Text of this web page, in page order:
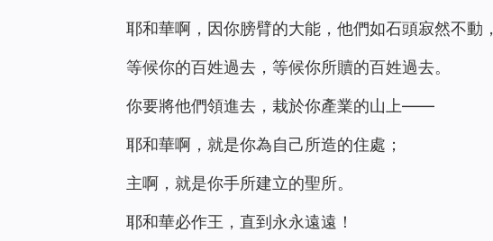
耶和華啊，因你膀臂的大能，他們如石頭寂然不動，
等候你的百姓過去，等候你所贖的百姓過去。
你要將他們領進去，栽於你產業的山上——
耶和華啊，就是你為自己所造的住處；
主啊，就是你手所建立的聖所。
耶和華必作王，直到永永遠遠！